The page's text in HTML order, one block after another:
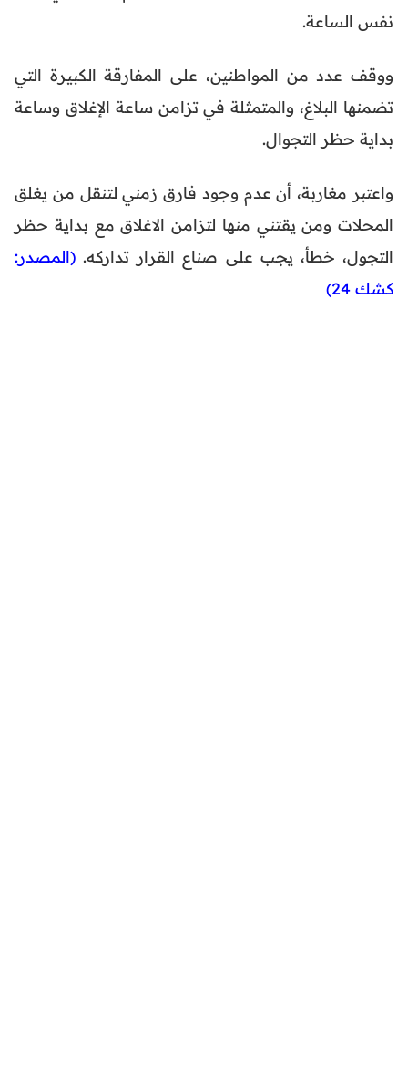
نفس الساعة.
ووقف عدد من المواطنين، على المفارقة الكبيرة التي
تضمنها البلاغ، والمتمثلة في تزامن ساعة الإغلاق وساعة
بداية حظر التجوال.
واعتبر مغاربة، أن عدم وجود فارق زمني لتنقل من يغلق
المحلات ومن يقتني منها لتزامن الاغلاق مع بداية حظر
التجول، خطأ، يجب على صناع القرار تداركه. (المصدر:
كشك 24)